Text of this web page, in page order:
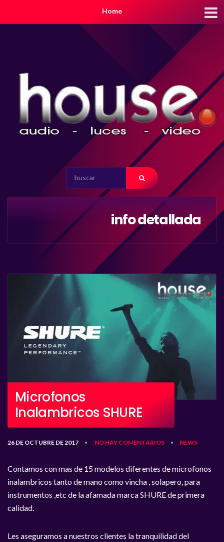
Home
FOR:
info detallada
Microfonos
Inalambricos SHURE
26 DE OCTUBRE DE 2017 • NO HAY COMENTARIOS • NEWS
Contamos con mas de 15 modelos diferentes de microfonos
inalambricos tanto de mano como vincha , solapero, para
instrumentos ,etc de la afamada marca SHURE de primera
calidad.
Les aseguramos a nuestros clientes la tranquilidad del